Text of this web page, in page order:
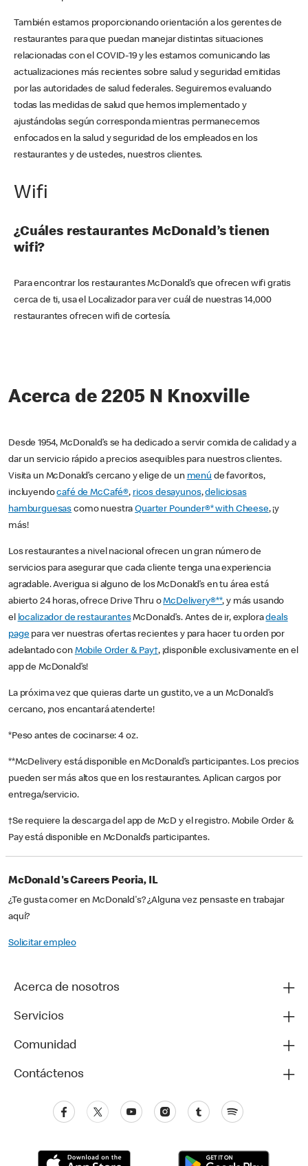
También estamos proporcionando orientación a los gerentes de
restaurantes para que puedan manejar distintas situaciones
relacionadas con el COVID-19 y les estamos comunicando las
actualizaciones más recientes sobre salud y seguridad emitidas
por las autoridades de salud federales. Seguiremos evaluando
todas las medidas de salud que hemos implementado y
ajustándolas según corresponda mientras permanecemos
enfocados en la salud y seguridad de los empleados en los
restaurantes y de ustedes, nuestros clientes.
Wifi
¿Cuáles restaurantes McDonald’s tienen
wifi?
Para encontrar los restaurantes McDonald’s que ofrecen wifi gratis
cerca de ti, usa el Localizador para ver cuál de nuestras 14,000
restaurantes ofrecen wifi de cortesía.
Acerca de 2205 N Knoxville
Desde 1954, McDonald’s se ha dedicado a servir comida de calidad y a
dar un servicio rápido a precios asequibles para nuestros clientes.
Visita un McDonald’s cercano y elige de un menú de favoritos,
incluyendocafé de McCafé®, ricos desayunos,deliciosas
hamburguesas como nuestraQuarter Pounder®* with Cheese, ¡y
más!
Los restaurantes a nivel nacional ofrecen un gran número de
servicios para asegurar que cada cliente tenga una experiencia
agradable. Averigua si alguno de los McDonald’s en tu área está
abierto 24 horas, ofrece Drive Thru oMcDelivery®**, y más usando
el localizador de restaurantesMcDonald’s. Antes de ir, exploradeals
pagepara ver nuestras ofertas recientes y para hacer tu orden por
adelantado con Mobile Order & Pay†, ¡disponible exclusivamente en el
app de McDonald’s!
La próxima vez que quieras darte un gustito, ve a un McDonald’s
cercano, ¡nos encantará atenderte!
*Peso antes de cocinarse: 4 oz.
**McDelivery está disponible en McDonald’s participantes. Los precios
pueden ser más altos que en los restaurantes. Aplican cargos por
entrega/servicio.
†Se requiere la descarga del app de McD y el registro. Mobile Order &
Pay está disponible en McDonald’s participantes.
McDonald's Careers Peoria, IL
¿Te gusta comer en McDonald's? ¿Alguna vez pensaste en trabajar
aquí?
Solicitar empleo
Acerca de nosotros
Servicios
Comunidad
Contáctenos